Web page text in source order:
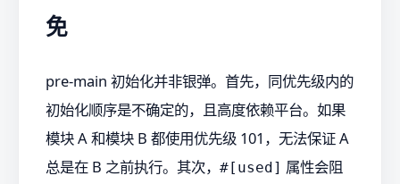
免
pre-main 初始化并非银弹。首先，同优先级内的
初始化顺序是不确定的，且高度依赖平台。如果
模块 A 和模块 B 都使用优先级 101，无法保证 A
总是在 B 之前执行。其次， #[used] 属性会阻